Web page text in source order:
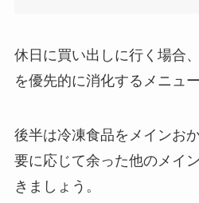
休日に買い出しに行く場合
を優先的に消化するメニュ
後半は冷凍食品をメインお
要に応じて余った他のメイ
きましょう。